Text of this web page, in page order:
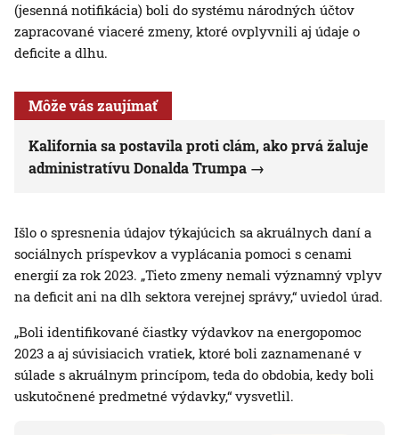
(jesenná notifikácia) boli do systému národných účtov
zapracované viaceré zmeny, ktoré ovplyvnili aj údaje o
deficite a dlhu.
Môže vás zaujímať
Kalifornia sa postavila proti clám, ako prvá žaluje
administratívu Donalda Trumpa
Išlo o spresnenia údajov týkajúcich sa akruálnych daní a
sociálnych príspevkov a vyplácania pomoci s cenami
energií za rok 2023. „Tieto zmeny nemali významný vplyv
na deficit ani na dlh sektora verejnej správy,“ uviedol úrad.
„Boli identifikované čiastky výdavkov na energopomoc
2023 a aj súvisiacich vratiek, ktoré boli zaznamenané v
súlade s akruálnym princípom, teda do obdobia, kedy boli
uskutočnené predmetné výdavky,“ vysvetlil.